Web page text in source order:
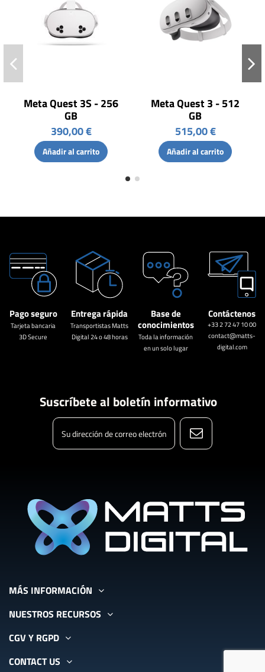
Meta Quest 3S - 256
GB
390,00 €
Añadir al carrito
Meta Quest 3 - 512
GB
515,00 €
Añadir al carrito
Pago seguro
Tarjeta bancaria
3D Secure
Entrega rápida
Transportistas Matts
Digital 24 o 48 horas
Base de
conocimientos
Toda la información
en un solo lugar
Contáctenos
+33 2 72 47 10 00
contact@matts-
digital.com
Suscríbete al boletín informativo
MÁS INFORMACIÓN
NUESTROS RECURSOS
CGV Y RGPD
CONTACT US